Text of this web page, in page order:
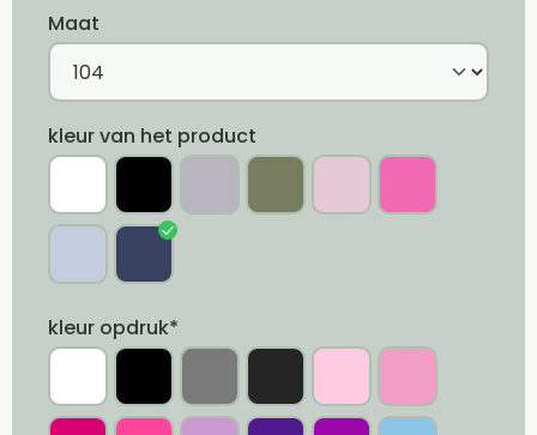
Maat
kleur van het product
kleur opdruk*